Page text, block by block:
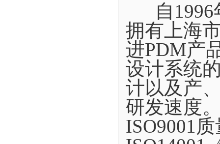
自1996
拥有上海
进PDM产
设计系统
计以及产
研发速度
ISO9001